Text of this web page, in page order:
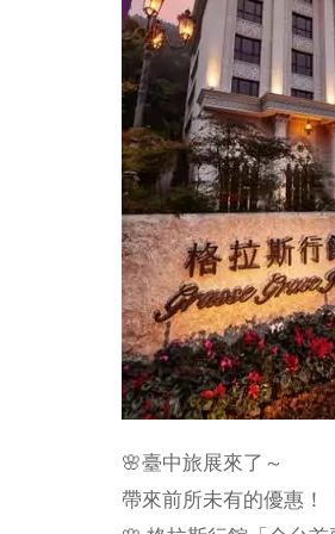
🌸臺中旅展來了～
帶來前所未有的優惠！